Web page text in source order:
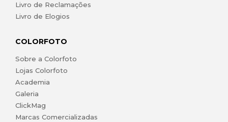
Livro de Reclamações
Livro de Elogios
COLORFOTO
Sobre a Colorfoto
Lojas Colorfoto
Academia
Galeria
ClickMag
Marcas Comercializadas